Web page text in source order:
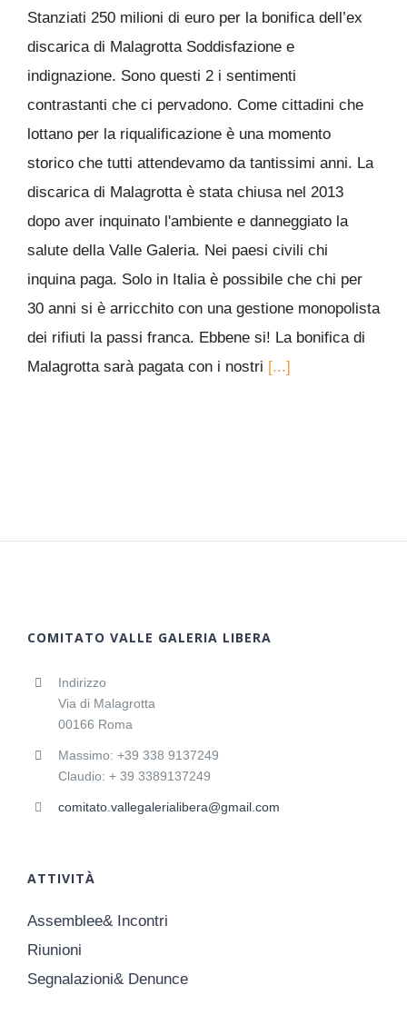
Stanziati 250 milioni di euro per la bonifica dell’ex
discarica di Malagrotta Soddisfazione e
indignazione. Sono questi 2 i sentimenti
contrastanti che ci pervadono. Come cittadini che
lottano per la riqualificazione è una momento
storico che tutti attendevamo da tantissimi anni. La
discarica di Malagrotta è stata chiusa nel 2013
dopo aver inquinato l'ambiente e danneggiato la
salute della Valle Galeria. Nei paesi civili chi
inquina paga. Solo in Italia è possibile che chi per
30 anni si è arricchito con una gestione monopolista
dei rifiuti la passi franca. Ebbene si! La bonifica di
Malagrotta sarà pagata con i nostri [...]
COMITATO VALLE GALERIA LIBERA
Indirizzo
Via di Malagrotta
00166 Roma
Massimo: +39 338 9137249
Claudio: + 39 3389137249
comitato.vallegalerialibera@gmail.com
ATTIVITÀ
Assemblee& Incontri
Riunioni
Segnalazioni& Denunce